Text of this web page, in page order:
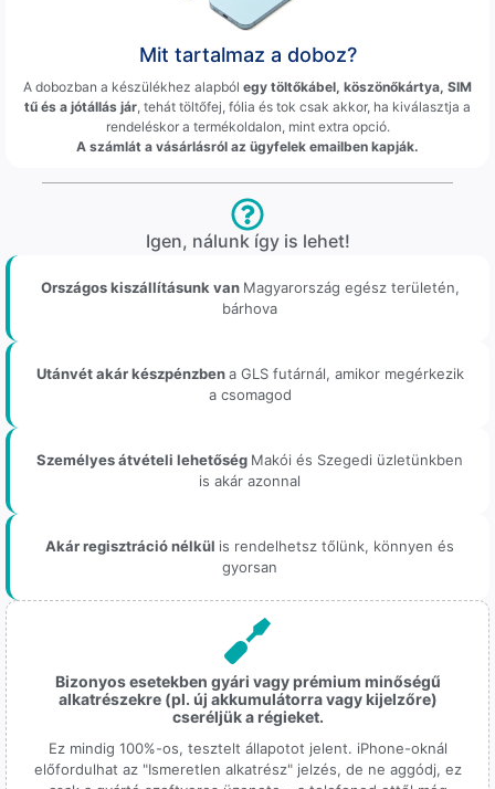
Mit tartalmaz a doboz?
A dobozban a készülékhez alapból egy töltőkábel, köszönőkártya, SIM
tű és a jótállás jár , tehát töltőfej, fólia és tok csak akkor, ha kiválasztja a
rendeléskor a termékoldalon, mint extra opció.
A számlát a vásárlásról az ügyfelek emailben kapják.
Igen, nálunk így is lehet!
Országos kiszállításunk van Magyarország egész területén,
bárhova
Utánvét akár készpénzbena GLS futárnál, amikor megérkezik
a csomagod
Személyes átvételi lehetőség Makói és Szegedi üzletünkben
is akár azonnal
Akár regisztráció nélkül is rendelhetsz tőlünk, könnyen és
gyorsan
Bizonyos esetekben gyári vagy prémium minőségű
alkatrészekre (pl. új akkumulátorra vagy kijelzőre)
cseréljük a régieket.
Ez mindig 100%-os, tesztelt állapotot jelent. iPhone-oknál
előfordulhat az "Ismeretlen alkatrész" jelzés, de ne aggódj, ez